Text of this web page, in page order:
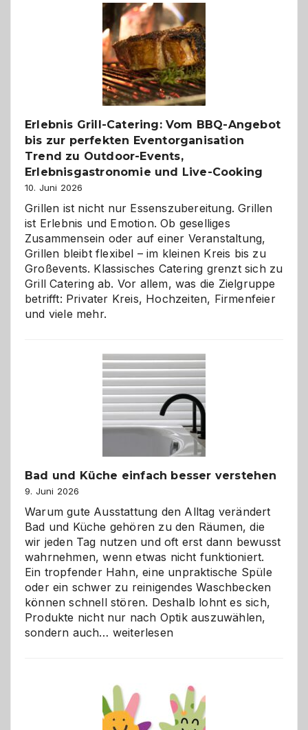
–
die
Gelegenheit,
neue
Reiseziele
zu
entdecken
Erlebnis Grill-Catering: Vom BBQ-Angebot
bis zur perfekten Eventorganisation
Trend zu Outdoor-Events,
Erlebnisgastronomie und Live-Cooking
10. Juni 2026
Grillen ist nicht nur Essenszubereitung. Grillen
ist Erlebnis und Emotion. Ob geselliges
Zusammensein oder auf einer Veranstaltung,
Grillen bleibt flexibel – im kleinen Kreis bis zu
Großevents. Klassisches Catering grenzt sich zu
Grill Catering ab. Vor allem, was die Zielgruppe
betrifft: Privater Kreis, Hochzeiten, Firmenfeier
und viele mehr.
Bad und Küche einfach besser verstehen
9. Juni 2026
Warum gute Ausstattung den Alltag verändert
Bad und Küche gehören zu den Räumen, die
wir jeden Tag nutzen und oft erst dann bewusst
wahrnehmen, wenn etwas nicht funktioniert.
Ein tropfender Hahn, eine unpraktische Spüle
oder ein schwer zu reinigendes Waschbecken
können schnell stören. Deshalb lohnt es sich,
Produkte nicht nur nach Optik auszuwählen,
sondern auch… Bad
besser
verstehen
weiterlesen